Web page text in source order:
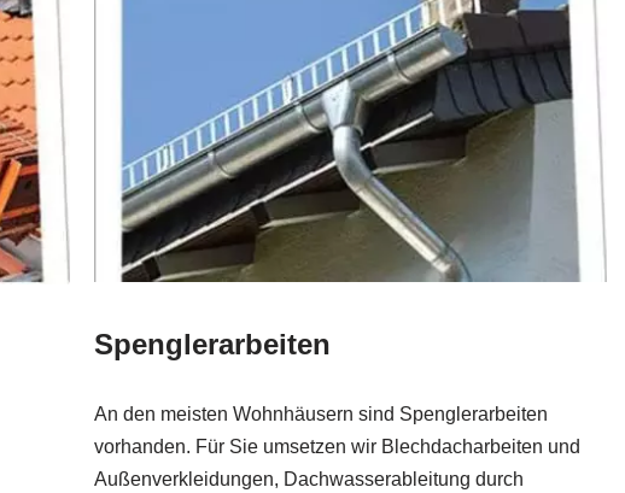
Spenglerarbeiten
An den meisten Wohnhäusern sind Spenglerarbeiten
vorhanden. Für Sie umsetzen wir Blechdacharbeiten und
Außenverkleidungen, Dachwasserableitung durch